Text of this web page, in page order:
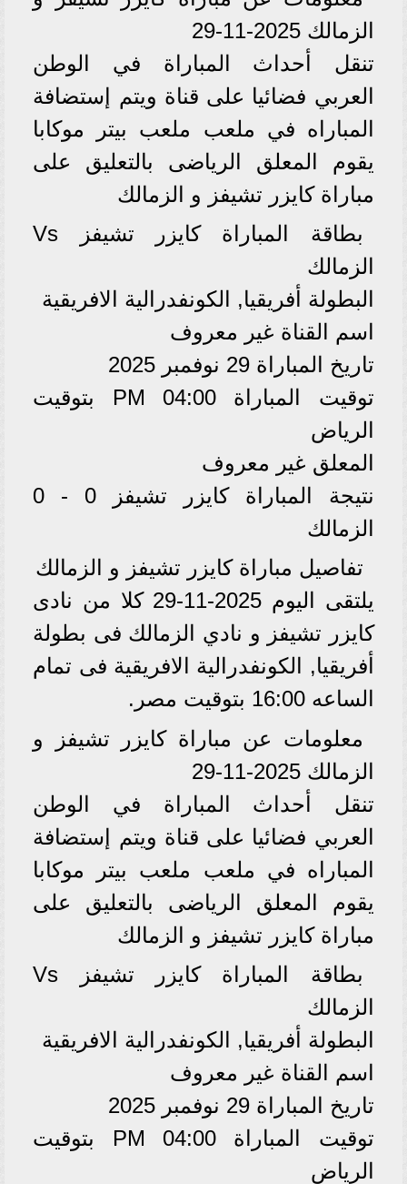
الزمالك 2025-11-29
تنقل أحداث المباراة في الوطن
العربي فضائيا على قناة ويتم إستضافة
المباراه في ملعب ملعب بيتر موكابا
يقوم المعلق الرياضى بالتعليق على
مباراة كايزر تشيفز و الزمالك
بطاقة المباراة كايزر تشيفز Vs
الزمالك
البطولة أفريقيا, الكونفدرالية الافريقية
اسم القناة غير معروف
تاريخ المباراة 29 نوفمبر 2025
توقيت المباراة 04:00 PM بتوقيت
الرياض
المعلق غير معروف
نتيجة المباراة كايزر تشيفز 0 - 0
الزمالك
تفاصيل مباراة كايزر تشيفز و الزمالك
يلتقى اليوم 2025-11-29 كلا من نادى
كايزر تشيفز و نادي الزمالك فى بطولة
أفريقيا, الكونفدرالية الافريقية فى تمام
الساعه 16:00 بتوقيت مصر.
معلومات عن مباراة كايزر تشيفز و
الزمالك 2025-11-29
تنقل أحداث المباراة في الوطن
العربي فضائيا على قناة ويتم إستضافة
المباراه في ملعب ملعب بيتر موكابا
يقوم المعلق الرياضى بالتعليق على
مباراة كايزر تشيفز و الزمالك
بطاقة المباراة كايزر تشيفز Vs
الزمالك
البطولة أفريقيا, الكونفدرالية الافريقية
اسم القناة غير معروف
تاريخ المباراة 29 نوفمبر 2025
توقيت المباراة 04:00 PM بتوقيت
الرياض